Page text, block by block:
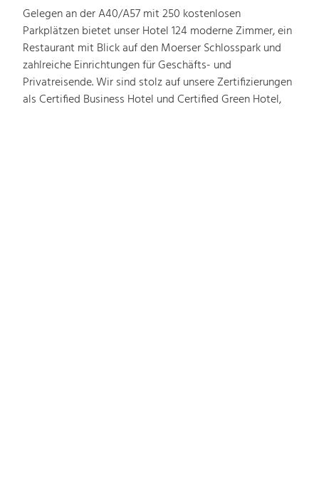
Gelegen an der A40/A57 mit 250 kostenlosen
Parkplätzen bietet unser Hotel 124 moderne Zimmer, ein
Restaurant mit Blick auf den Moerser Schlosspark und
zahlreiche Einrichtungen für Geschäfts- und
Privatreisende. Wir sind stolz auf unsere Zertifizierungen
als Certified Business Hotel und Certified Green Hotel,